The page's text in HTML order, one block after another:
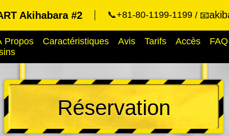
Akihabara #2 📞+81-80-1199-1199 📧
Propos Caractéristiques Avis Tarifs Accès FAQ
Réservation